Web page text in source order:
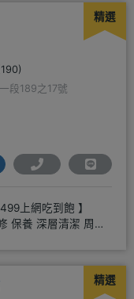
精選
段189之17號
上網吃到飽 】
保養 深層清潔 周邊
精選